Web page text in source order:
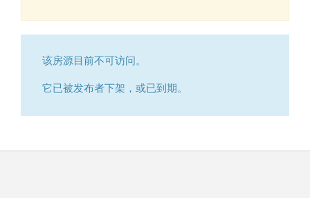
该房源目前不可访问。
它已被发布者下架，或已到期。